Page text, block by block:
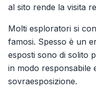
al sito rende la visita
Molti esploratori si
famosi. Spesso è un
esposti sono di solito
in modo responsabile
sovraesposizione.